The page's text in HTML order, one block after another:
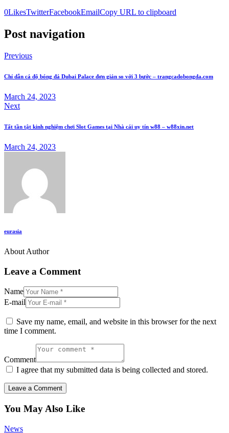
0LikesTwitterFacebookEmailCopy URL to clipboard
Post navigation
Previous
Chỉ dẫn cá độ bóng đá Dubai Palace đơn giản so với 3 bước – trangcadobongda.com
March 24, 2023
Next
Tất tần tật kinh nghiệm chơi Slot Games tại Nhà cái uy tín w88 – w88xin.net
March 24, 2023
eurasia
About Author
Leave a Comment
Name
E-mail
Save my name, email, and website in this browser for the next
time I comment.
Comment
I agree that my submitted data is being collected and stored.
You May Also Like
News